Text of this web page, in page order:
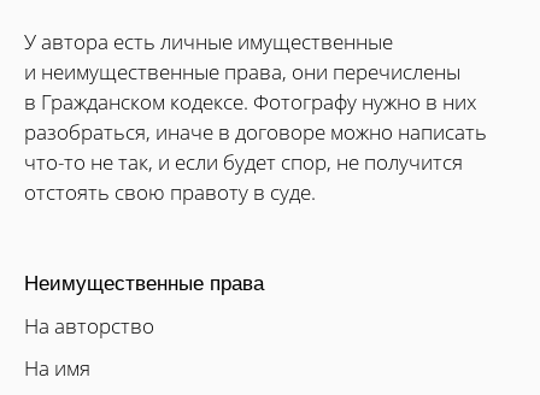
У автора есть личные имущественные
и неимущественные права, они перечислены
в Гражданском кодексе. Фотографу нужно в них
разобраться, иначе в договоре можно написать
что-то не так, и если будет спор, не получится
отстоять свою правоту в суде.
Неимущественные права
На авторство
На имя